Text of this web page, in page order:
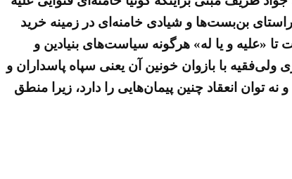
بن‌بست‌ها و شیادی خامنه‌ای در زمینه خرید
تا «علیه و یا له» هرگونه سیاست‌های بنیادین و
ولی‌فقیه با بازوان خونین آن یعنی سپاه پاسداران و
توان انعقاد چنین پیمان‌هایی را دارد، زیرا منطق